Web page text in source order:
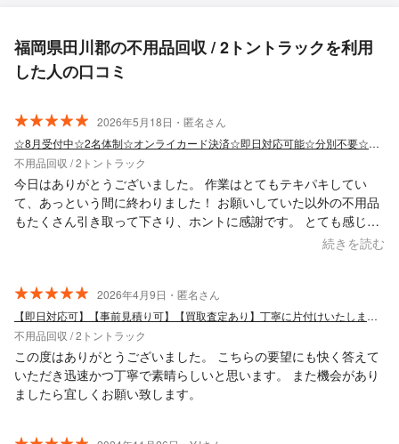
福岡県田川郡の不用品回収 / 2トントラックを利用
した人の口コミ
2026年5月18日・匿名さん
☆8月受付中☆2名体制☆オンライカード決済☆即日対応可能☆分別不要☆事前見積もり
不用品回収 / 2トントラック
今日はありがとうございました。 作業はとてもテキパキしてい
て、あっという間に終わりました！ お願いしていた以外の不用品
もたくさん引き取って下さり、ホントに感謝です。 とても感じの
良い方達でした。 ゴミの分別などのアドバイスもして下さいまし
続きを読む
2026年4月9日・匿名さん
【即日対応可】【事前見積り可】【買取査定あり】丁寧に片付けいたします！
不用品回収 / 2トントラック
この度はありがとうございました。 こちらの要望にも快く答えて
いただき迅速かつ丁寧で素晴らしいと思います。 また機会があり
ましたら宜しくお願い致します。